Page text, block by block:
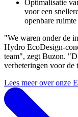
Optimalisatie
voor een
openbare ruimte
"We waren onder de
Hydro EcoDesign-
team", zegt Buzon.
verbeteringen voor de
Lees meer over onze